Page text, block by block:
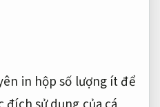
in hộp số lượng ít để